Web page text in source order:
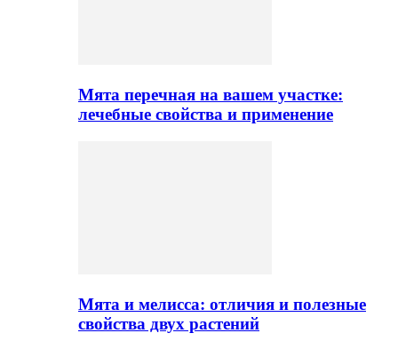
Мята перечная на вашем участке:
лечебные свойства и применение
Мята и мелисса: отличия и полезные
свойства двух растений